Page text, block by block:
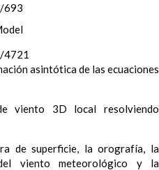
693
4721
asintótica de las ecuaciones
viento 3D local resolviendo
de superficie, la orografía, la
viento meteorológico y la